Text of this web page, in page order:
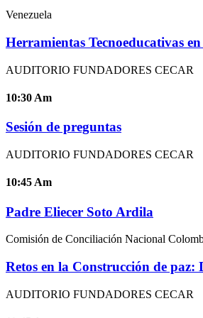
Venezuela
Herramientas Tecnoeducativas
AUDITORIO FUNDADORES CECAR
10:30 Am
Sesión de preguntas
AUDITORIO FUNDADORES CECAR
10:45 Am
Padre Eliecer Soto Ardila
Comisión de Conciliación Nacional
Retos en la Construcción de paz:
AUDITORIO FUNDADORES CECAR